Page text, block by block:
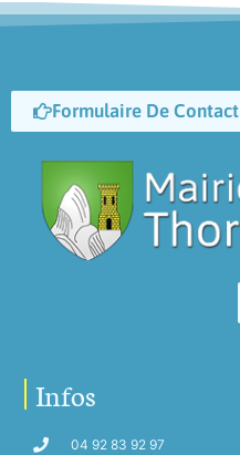
Formulaire De Contact
Infos
04 92 83 92 97